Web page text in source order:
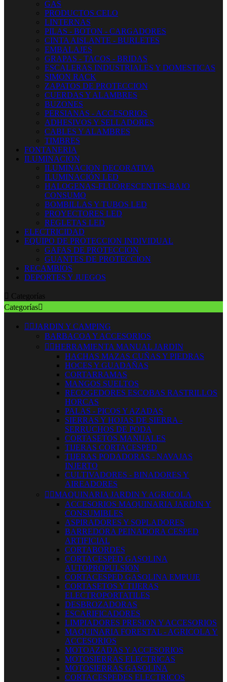
GAS
PRODUCTOS CELO
LINTERNAS
PILAS - BOTON - CARGADORES
CINTA AISLANTE - BURLETES
EMBALAJES
GRAPAS - TACOS - BRIDAS
ESCALERAS INDUSTRIALES Y DOMESTICAS
SIMON RACK
ZAPATOS DE PROTECCION
CUERDAS Y ALAMBRES
BUZONES
PERSIANAS - ACCESORIOS
ADHESIVOS Y SELLADORES
CABLES Y ALAMBRES
TIMBRES
FONTANERIA
ILUMINACION
ILUMINACION DECORATIVA
ILUMINACIÓN LED
HALOGENAS-FLUORESCENTES-BAJO
CONSUMO
BOMBILLAS Y TUBOS LED
PROYECTORES LED
REGLETAS LED
ELECTRICIDAD
EQUIPO DE PROTECCION INDIVIDUAL
GAFAS DE PROTECCION
GUANTES DE PROTECCION
RECAMBIOS
DEPORTES Y JUEGOS
 Categorías
Categorías
 JARDIN Y CAMPING
BARBACOA Y ACCESORIOS
 HERRAMIENTA MANUAL JARDIN
HACHAS MAZAS CUÑAS Y PIEDRAS
HOCES Y GUADAÑAS
CORTARRAMAS
MANGOS SUELTOS
RECOGEDORES ESCOBAS RASTRILLOS
HORCAS
PALAS - PICOS Y AZADAS
SIERRAS Y HOJAS DE SIERRA -
SERRUCHOS DE PODA
CORTASETOS MANUALES
TIJERAS CORTACESPED
TIJERAS PODADORAS - NAVAJAS
INJERTO
CULTIVADORES - BINADORES Y
AIREADORES
 MAQUINARIA JARDIN Y AGRICOLA
ACCESORIOS MAQUINARIA JARDIN Y
CONSUMIBLES
ASPIRADORES Y SOPLADORES
BARREDORA PEINADORA CESPED
ARTIFICIAL
CORTABORDES
CORTACESPED GASOLINA
AUTOPROPULSION
CORTACESPED GASOLINA EMPUJE
CORTASETOS Y TIJERAS
ELECTROPORTATILES
DESBROZADORAS
ESCARIFICADORES
LIMPIADORES PRESION Y ACCESORIOS
MAQUINARIA FORESTAL - AGRICOLA Y
ACCESORIOS
MOTOAZADAS Y ACCESORIOS
MOTOSIERRAS ELECTRICAS
MOTOSIERRAS GASOLINA
CORTACESPEDES ELECTRICOS